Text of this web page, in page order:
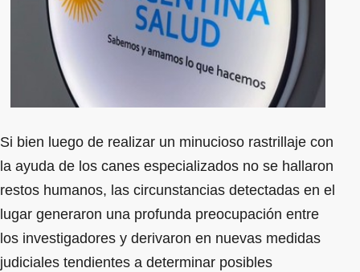
Si bien luego de realizar un minucioso rastrillaje con
la ayuda de los canes especializados no se hallaron
restos humanos, las circunstancias detectadas en el
lugar generaron una profunda preocupación entre
los investigadores y derivaron en nuevas medidas
judiciales tendientes a determinar posibles